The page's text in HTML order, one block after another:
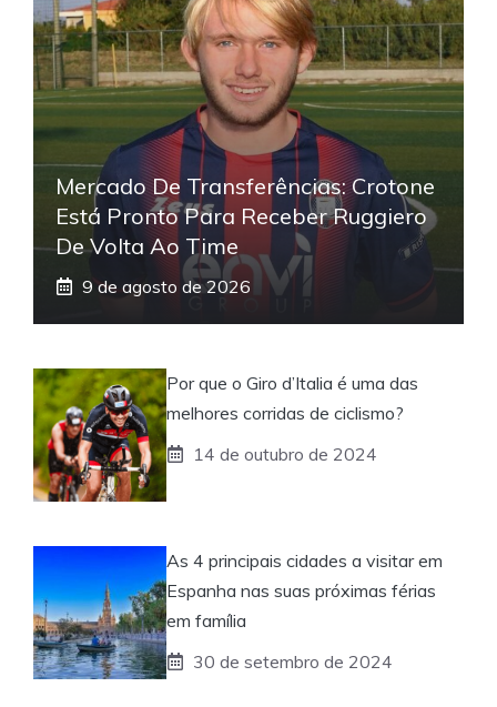
Mercado De Transferências: Crotone
Está Pronto Para Receber Ruggiero
De Volta Ao Time
9 de agosto de 2026
Por que o Giro d’Italia é uma das
melhores corridas de ciclismo?
14 de outubro de 2024
As 4 principais cidades a visitar em
Espanha nas suas próximas férias
em família
30 de setembro de 2024